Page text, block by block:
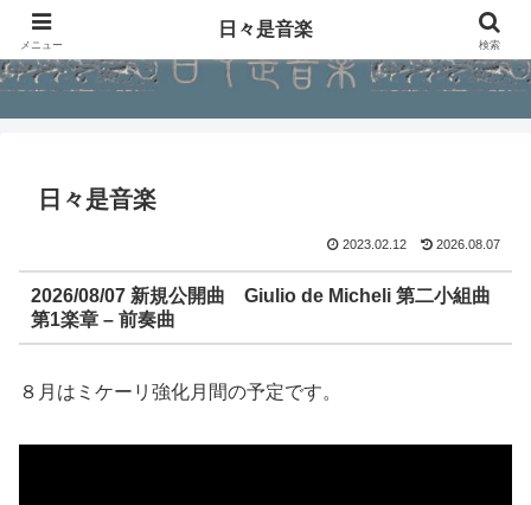
日々是音楽
2023.02.12 2026.08.07
2026/08/07 新規公開曲 Giulio de Micheli 第二小組曲
第1楽章 – 前奏曲
８月はミケーリ強化月間の予定です。
メニュー
日々是音楽
検索